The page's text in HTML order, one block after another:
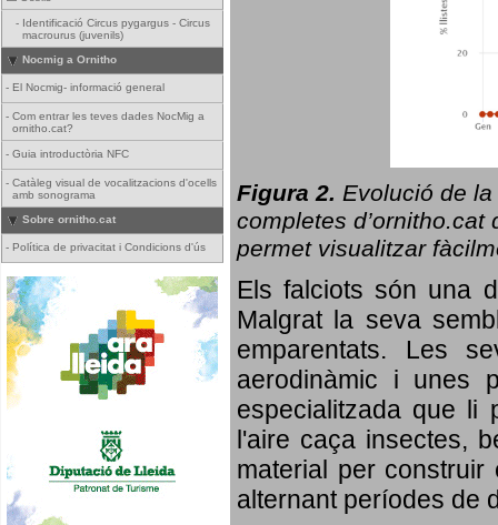
- Identificació Circus pygargus - Circus
macrourus (juvenils)
Nocmig a Ornitho
- El Nocmig- informació general
- Com entrar les teves dades NocMig a
ornitho.cat?
- Guia introductòria NFC
- Catàleg visual de vocalitzacions d'ocells
amb sonograma
Sobre ornitho.cat
- Política de privacitat i Condicions d'ús
Figura 2. Evolució de la
completes d’ornitho.cat
permet visualitzar
Els falciots són una
Malgrat la seva
emparentats. Les
aerodinàmic i unes
especialitzada que li
l'aire caça insectes,
material per
alternant períodes de